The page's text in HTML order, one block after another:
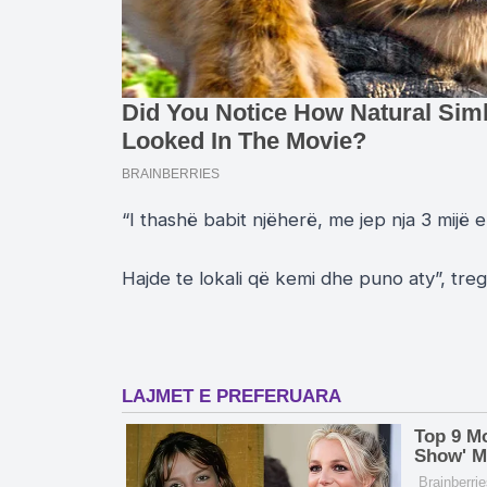
“I thashë babit njëherë, me jep nja 3 mijë
Hajde te lokali që kemi dhe puno aty”,